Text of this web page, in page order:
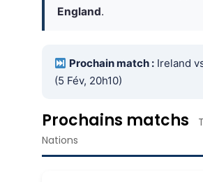
England.
Prochain match :Ireland
(5 Fév, 20h10)
Prochains matchs
Nations